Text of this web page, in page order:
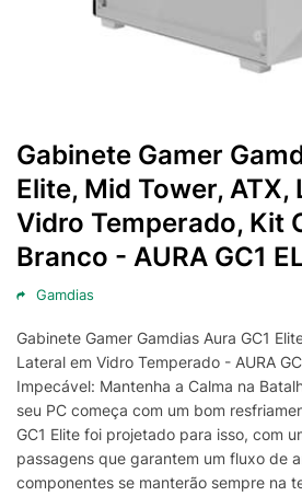
Gabinete Gamer
Elite, Mid Tower, ATX,
Vidro Temperado, Kit
Branco - AURA GC1
Gamdias
Gabinete Gamer Gamdias Aura GC1
Lateral em Vidro Temperado - AURA
Impecável: Mantenha a Calma na
seu PC começa com um bom
GC1 Elite foi projetado para isso, com
passagens que garantem um fluxo de
componentes se manterão sempre na